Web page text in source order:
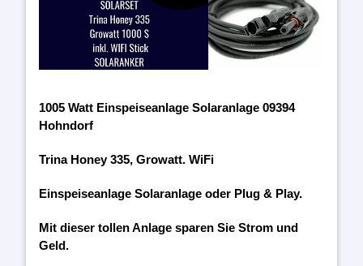
1005 Watt Einspeiseanlage Solaranlage 09394
Hohndorf
Trina Honey 335, Growatt. WiFi
Einspeiseanlage Solaranlage oder Plug & Play.
Mit dieser tollen Anlage sparen Sie Strom und
Geld.